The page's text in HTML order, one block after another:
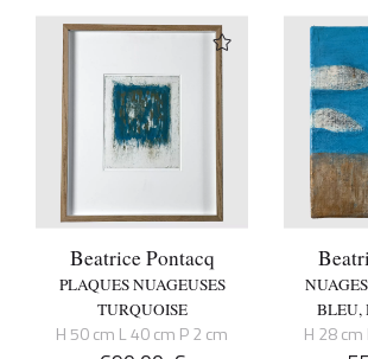
Beatrice Pontacq
PLAQUES NUAGEUSES
TURQUOISE
H 50 cm L 40 cm P 2 cm
BLEU,
H 28